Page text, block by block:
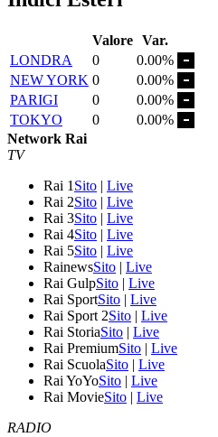
Valore Var.
LONDRA
0
0.00%
NEW YORK 0
0.00%
PARIGI
0
0.00%
TOKYO
0
0.00%
Network Rai
TV
Rai 1 Sito | Live
Rai 2Sito | Live
Rai 3Sito | Live
Rai 4Sito | Live
Rai 5Sito | Live
RainewsSito | Live
Rai GulpSito | Live
Rai SportSito | Live
Rai Sport 2Sito | Live
Rai StoriaSito | Live
Rai PremiumSito | Live
Rai ScuolaSito | Live
Rai YoYoSito | Live
Rai MovieSito | Live
RADIO